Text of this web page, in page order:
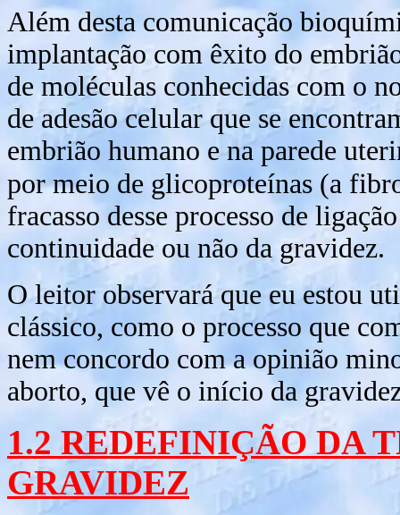
Além desta comunicação
implantação com êxito do
de moléculas conhecidas com o
de adesão celular que se
embrião humano e na parede
por meio de glicoproteínas (a
fracasso desse processo de
continuidade ou não da gravidez.
O leitor observará que eu estou
clássico, como o processo que
nem concordo com a opinião
aborto, que vê o início da
1.2 REDEFINIÇÃO DA
GRAVIDEZ